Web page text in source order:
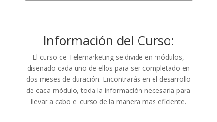
Información del Curso:
El curso de Telemarketing se divide en módulos,
diseñado cada uno de ellos para ser completado en
dos meses de duración. Encontrarás en el desarrollo
de cada módulo, toda la información necesaria para
llevar a cabo el curso de la manera mas eficiente.